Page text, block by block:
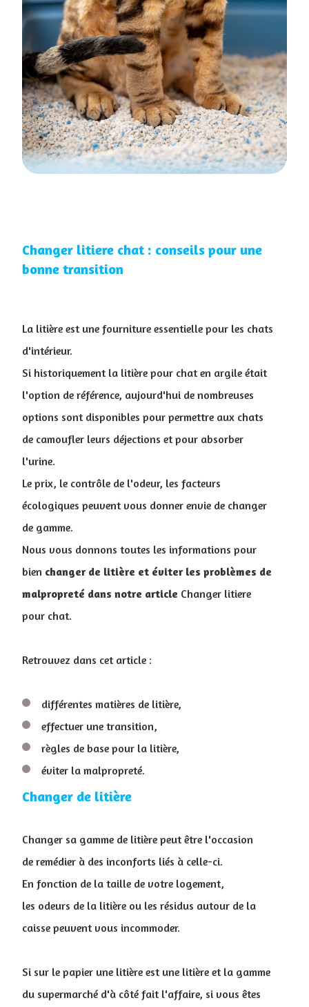
Changer litiere chat : conseils pour une
bonne transition
La litière est une fourniture essentielle pour les chats
d'intérieur.
Si historiquement la litière pour chat en argile était
l'option de référence, aujourd'hui de nombreuses
options sont disponibles pour permettre aux chats
de camoufler leurs déjections et pour absorber
l'urine.
Le prix, le contrôle de l'odeur, les facteurs
écologiques peuvent vous donner envie de changer
de gamme.
Nous vous donnons toutes les informations pour
bien changer de litière et éviter les problèmes de
malpropreté dans notre article Changer litiere
pour chat.
Retrouvez dans cet article :
différentes matières de litière,
effectuer une transition,
règles de base pour la litière,
éviter la malpropreté.
Changer de litière
Changer sa gamme de litière peut être l'occasion
de remédier à des inconforts liés à celle-ci.
En fonction de la taille de votre logement,
les odeurs de la litière ou les résidus autour de la
caisse peuvent vous incommoder.
Si sur le papier une litière est une litière et la gamme
du supermarché d'à côté fait l'affaire, si vous êtes